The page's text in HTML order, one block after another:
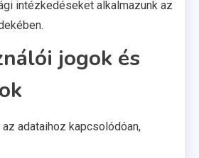
intézkedéseket alkalmazunk az
jogok és
az adataihoz kapcsolódóan,